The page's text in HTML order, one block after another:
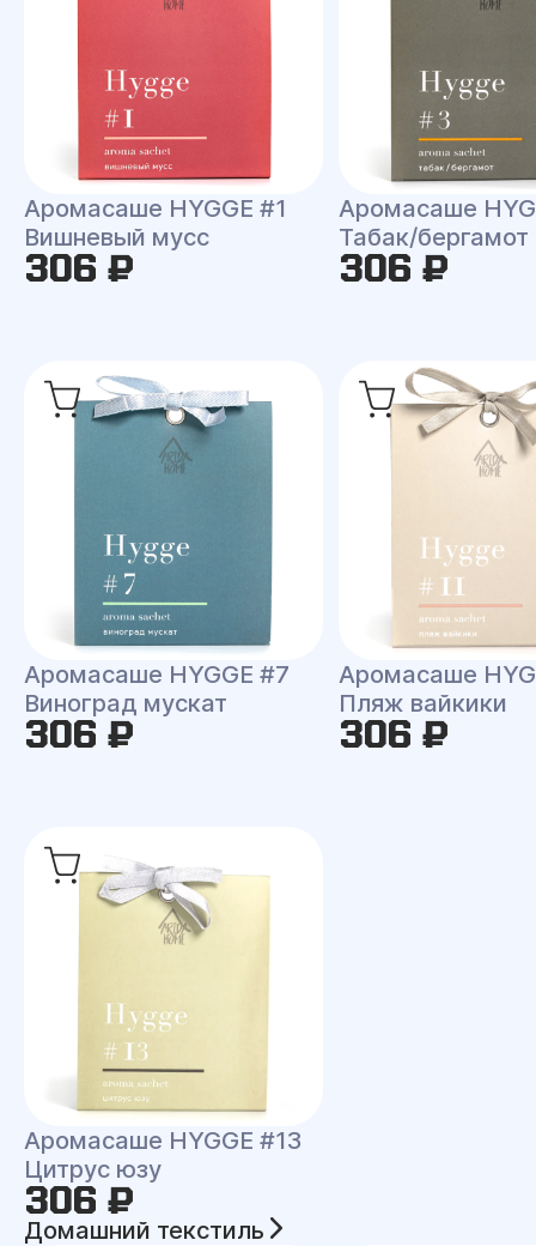
Аромасаше HYGGE #1
Вишневый мусс
306 ₽
Аромасаше
Табак/бергамот
306 ₽
Аромасаше HYGGE #7
Виноград мускат
306 ₽
Аромасаше
Пляж вайкики
306 ₽
Аромасаше HYGGE #13
Цитрус юзу
306 ₽
Домашний текстиль